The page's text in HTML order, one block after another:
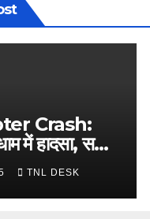
Crash:
में हादसा, सभी
TNL DESK